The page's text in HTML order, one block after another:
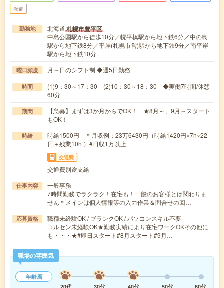
派遣
勤務地 北海道札幌市豊平区
中島公園駅から徒歩10分／幌平橋駅から地下鉄6分／中の島
駅から地下鉄8分／平岸(札幌市営)駅から地下鉄9分／南平岸
駅から地下鉄10分
曜日頻度 月～日のシフト制 ◆週5日勤務
時間
(1)9：30～17：30 (2)10：30～18：30 ◆実働7時間/休憩
60分
期間
【急募】まずは3か月からでOK！ ★8月～、9月～スタート
もOK！
時給
時給1500円 ＊月収例：23万6430円（時給1420円×7h×22
日＋残業10h ）#日収1万以上
交通費
交通費別途支給
仕事内容
一般事務
7時間勤務でラクラク！在宅も！一般のお客様とは関わりま
せん＊メインは個人情報等の入力作業＆問合せの回…
応募資格
職種未経験OK / ブランクOK / パソコンスキル不要
コルセン未経験OK★勤務実績により在宅ワークOKその他に
も・・・★#即日スタート#8月スタート#9月…
職場の雰囲気
年齢層